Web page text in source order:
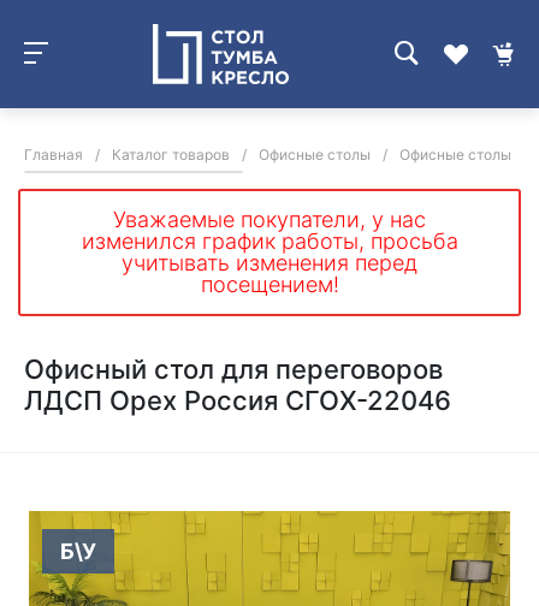
Главная / Каталог товаров / Офисные столы / Офисные столы
Уважаемые покупатели, у нас
изменился график работы, просьба
учитывать изменения перед
посещением!
Офисный стол для переговоров
ЛДСП Орех Россия СГОХ-22046
Б\У